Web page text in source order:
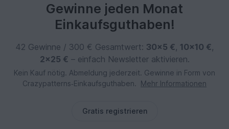
Gewinne jeden Monat
Einkaufsguthaben!
42 Gewinne / 300 € Gesamtwert: 30×5 €, 10×10 €,
2×25 € – einfach Newsletter aktivieren.
Kein Kauf nötig. Abmeldung jederzeit. Gewinne in Form von
Crazypatterns‑Einkaufsguthaben.
Mehr Informationen
Gratis registrieren